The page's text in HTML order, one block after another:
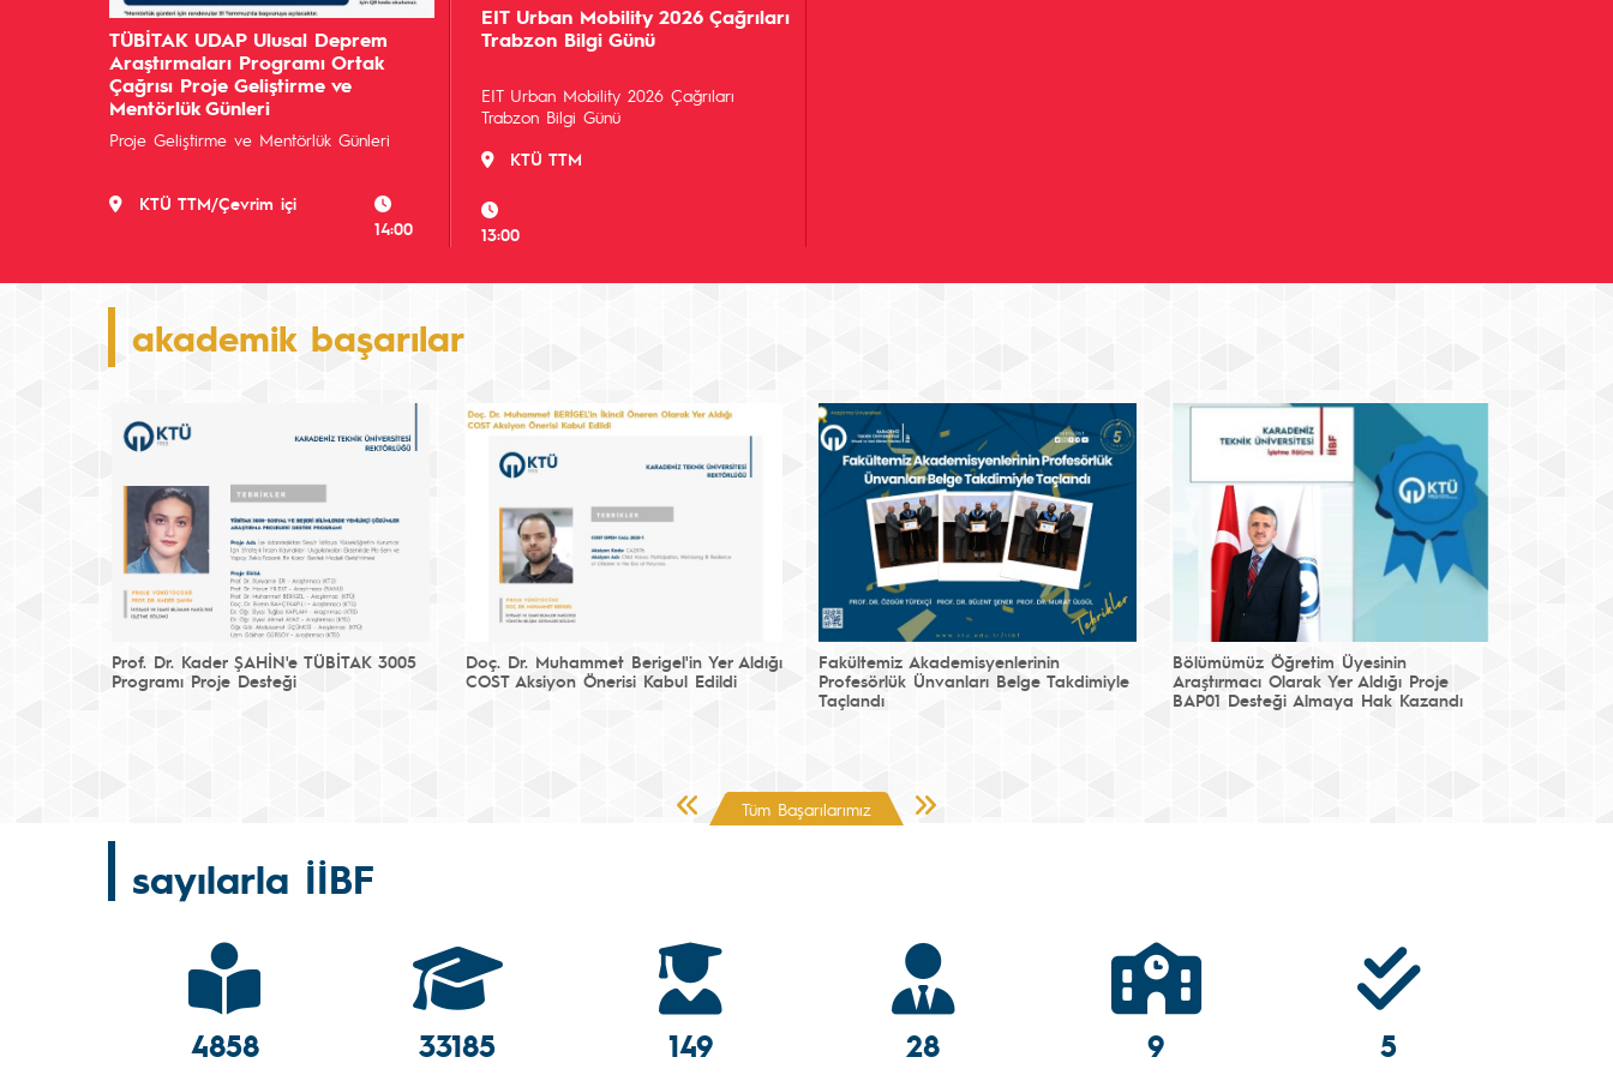
TÜBİTAK UDAP Ulusal Deprem
Araştırmaları Programı Ortak
Çağrısı Proje Geliştirme ve
Mentörlük Günleri
Proje Geliştirme ve Mentörlük Günleri
KTÜ TTM/Çevrim içi
14:00
EIT Urban Mobility 2026 Çağrıları
Trabzon Bilgi Günü
EIT Urban Mobility 2026 Çağrıları
Trabzon Bilgi Günü
KTÜ TTM
13:00
akademik başarılar
Prof. Dr. Kader ŞAHİN'e TÜBİTAK 3005
Programı Proje Desteği
Doç. Dr. Muhammet Berigel'in Yer Aldığı
COST Aksiyon Önerisi Kabul Edildi
Fakültemiz Akademisyenlerinin
Profesörlük Ünvanları Belge Takdimiyle
Taçlandı
Bölümümüz Öğretim Üyesinin
Araştırmacı Olarak Yer Aldığı Proje
BAP01 Desteği Almaya Hak Kazandı
Önceki SayfaTüm Başarılarımız Sonraki Sayfa
sayılarla İİBF
4858 33185 149 28 9 5